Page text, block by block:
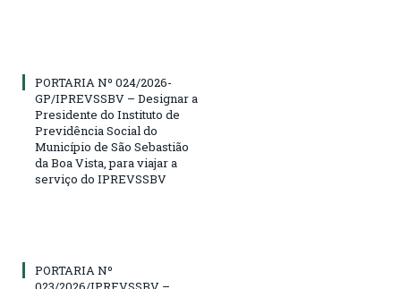
PORTARIA Nº 024/2026-
GP/IPREVSSBV – Designar a
Presidente do Instituto de
Previdência Social do
Município de São Sebastião
da Boa Vista, para viajar a
serviço do IPREVSSBV
PORTARIA Nº